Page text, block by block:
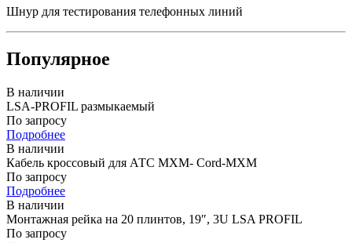
Шнур для тестирования телефонных линий
Популярное
В наличии
LSA-PROFIL размыкаемый
По запросу
Подробнее
В наличии
Кабель кроссовый для АТС MXM- Cord-MXM
По запросу
Подробнее
В наличии
Монтажная рейка на 20 плинтов, 19″, 3U LSA PROFIL
По запросу